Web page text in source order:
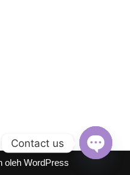
oleh WordPress
Contact us